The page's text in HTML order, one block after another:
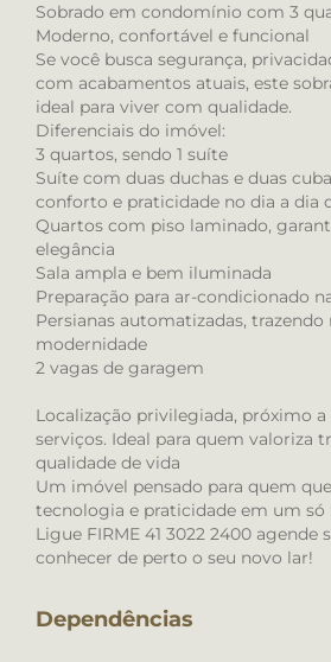
Sobrado em condomínio com 3
Moderno, confortável e funcional
Se você busca segurança,
com acabamentos atuais, este
ideal para viver com qualidade.
Diferenciais do imóvel:
3 quartos, sendo 1 suíte
Suíte com duas duchas e duas
conforto e praticidade no dia a dia
Quartos com piso laminado,
elegância
Sala ampla e bem iluminada
Preparação para ar-condicionado
Persianas automatizadas,
modernidade
2 vagas de garagem
Localização privilegiada, próximo
serviços. Ideal para quem valoriza
qualidade de vida
Um imóvel pensado para quem
tecnologia e praticidade em um só
Ligue FIRME 41 3022 2400 agende
conhecer de perto o seu novo lar!
Dependências